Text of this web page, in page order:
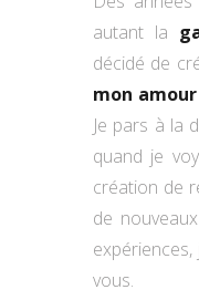
autant la
décidé de
mon
Je pars à la
quand je
création de
de
expériences,
vous.